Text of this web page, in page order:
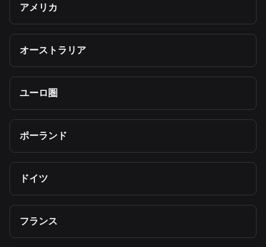
アメリカ
オーストラリア
ユーロ圏
ポーランド
ドイツ
フランス